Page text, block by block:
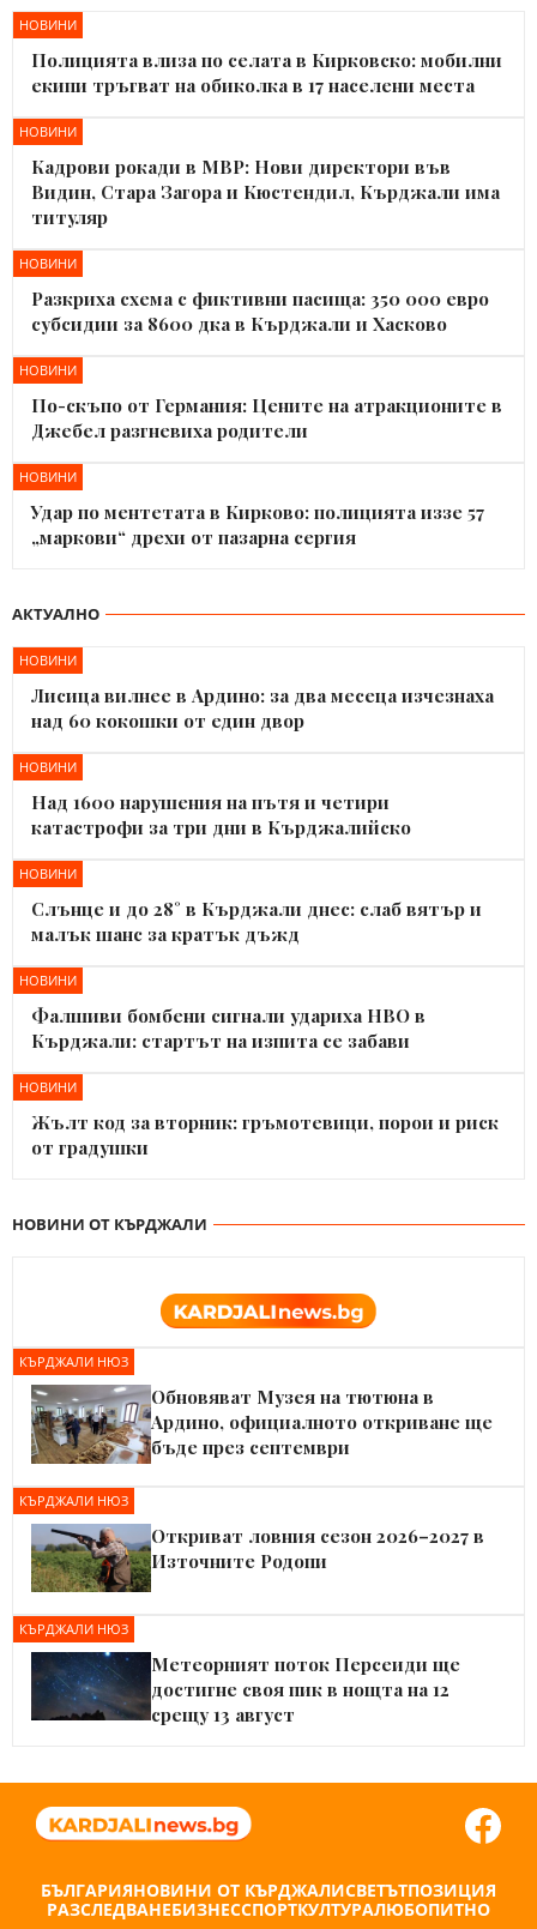
НОВИНИ
Полицията влиза по селата в Кирковско: мобилни
екипи тръгват на обиколка в 17 населени места
НОВИНИ
Кадрови рокади в МВР: Нови директори във
Видин, Стара Загора и Кюстендил, Кърджали има
титуляр
НОВИНИ
Разкриха схема с фиктивни пасища: 350 000 евро
субсидии за 8600 дка в Кърджали и Хасково
НОВИНИ
По-скъпо от Германия: Цените на атракционите в
Джебел разгневиха родители
НОВИНИ
Удар по ментетата в Кирково: полицията иззе 57
„маркови“ дрехи от пазарна сергия
АКТУАЛНО
НОВИНИ
Лисица вилнее в Ардино: за два месеца изчезнаха
над 60 кокошки от един двор
НОВИНИ
Над 1600 нарушения на пътя и четири
катастрофи за три дни в Кърджалийско
НОВИНИ
Слънце и до 28° в Кърджали днес: слаб вятър и
малък шанс за кратък дъжд
НОВИНИ
Фалшиви бомбени сигнали удариха НВО в
Кърджали: стартът на изпита се забави
НОВИНИ
Жълт код за вторник: гръмотевици, порои и риск
от градушки
НОВИНИ ОТ КЪРДЖАЛИ
КЪРДЖАЛИ НЮЗ
Обновяват Музея на тютюна в
Ардино, официалното откриване ще
бъде през септември
КЪРДЖАЛИ НЮЗ
Откриват ловния сезон 2026–2027 в
Източните Родопи
КЪРДЖАЛИ НЮЗ
Метеорният поток Персеиди ще
достигне своя пик в нощта на 12
срещу 13 август
БЪЛГАРИЯНОВИНИ ОТ КЪРДЖАЛИСВЕТЪТПОЗИЦИЯ
РАЗСЛЕДВАНЕБИЗНЕССПОРТКУЛТУРАЛЮБОПИТНО